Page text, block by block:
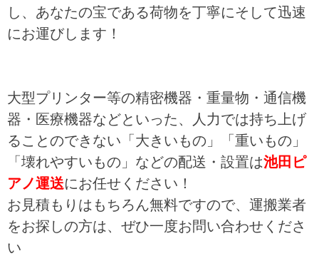
し、あなたの宝である荷物を丁寧にそして迅速
にお運びします！
大型プリンター等の精密機器・重量物・通信機
器・医療機器などといった、人力では持ち上げ
ることのできない「大きいもの」「重いもの」
「壊れやすいもの」などの配送・設置は池田ピ
アノ運送にお任せください！
お見積もりはもちろん無料ですので、運搬業者
をお探しの方は、ぜひ一度お問い合わせくださ
い